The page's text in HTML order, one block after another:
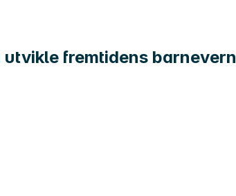
fremtidens barnevern